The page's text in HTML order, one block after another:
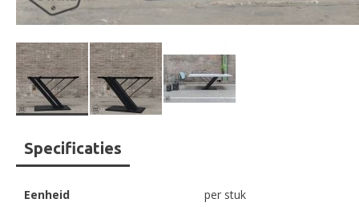
Ga
naar
het
begin
van
Specificaties
Eenheid
per stuk